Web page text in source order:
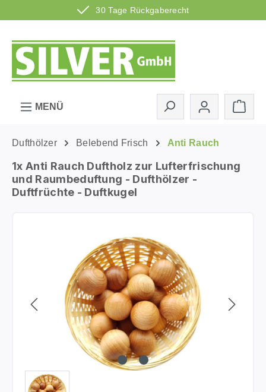
30 Tage Rückgaberecht
Zum Hauptinhalt springen
MENÜ
Dufthölzer Belebend Frisch Anti Rauch
1x Anti Rauch Duftholz zur Lufterfrischung
und Raumbeduftung - Dufthölzer -
Duftfrüchte - Duftkugel
Bildergalerie überspringen